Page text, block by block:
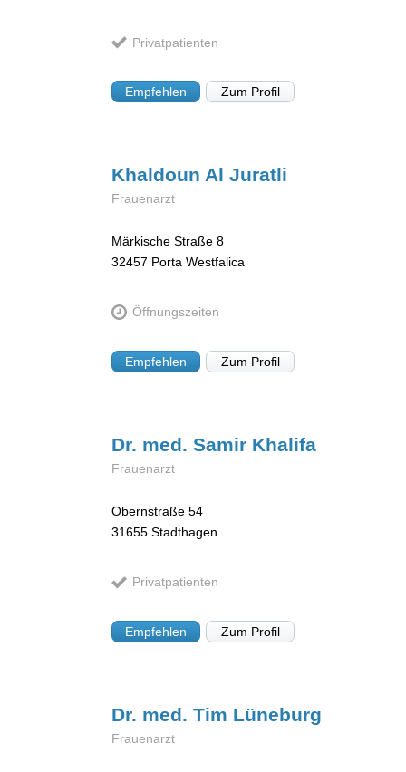
Privatpatienten
Empfehlen Zum Profil
Khaldoun AlJuratli
Frauenarzt
Märkische Straße 8
32457 Porta Westfalica
Öffnungszeiten
Empfehlen Zum Profil
Dr. med. Samir Khalifa
Frauenarzt
Obernstraße 54
31655 Stadthagen
Privatpatienten
Empfehlen Zum Profil
Dr. med. Tim Lüneburg
Frauenarzt